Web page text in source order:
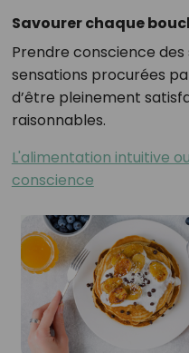
Savourer chaque
Prendre conscience
sensations procurées
d’être pleinement
raisonnables.
L'alimentation intuitive
conscience